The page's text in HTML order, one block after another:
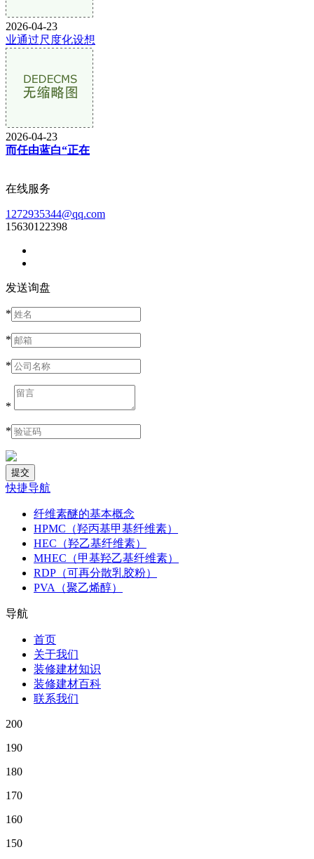
2026-04-23
业通过尺度化设想
2026-04-23
而任由蓝白“正在
在线服务
1272935344@qq.com
15630122398
发送询盘
*
*
*
*
*
快捷导航
纤维素醚的基本概念
HPMC（羟丙基甲基纤维素）
HEC（羟乙基纤维素）
MHEC（甲基羟乙基纤维素）
RDP（可再分散乳胶粉）
PVA（聚乙烯醇）
导航
首页
关于我们
装修建材知识
装修建材百科
联系我们
200
190
180
170
160
150